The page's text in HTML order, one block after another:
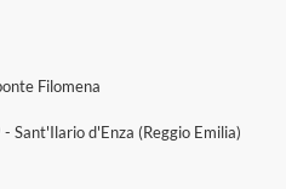
Filomena
Sant'Ilario d'Enza (Reggio Emilia)